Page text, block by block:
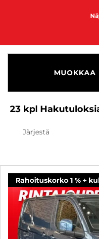
MUOKKAA
23 kpl
Järjestä
Rahoituskorko 1 % +